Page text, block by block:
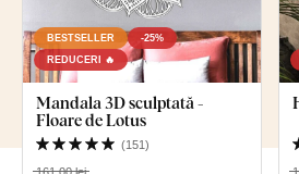
BESTSELLER
-25%
REDUCERI 🔥
Mandala 3D sculptată -
Floare de Lotus
(151)